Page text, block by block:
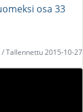
osa 33
/ Tallennettu 2015-10-27